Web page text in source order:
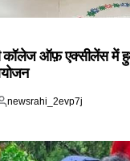
कॉलेज ऑफ़ एक्सीलेंस में
newsrahi_2evp7j